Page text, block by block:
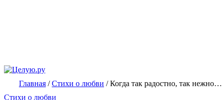
Главная /Стихи о любви /Когда так радостно, так нежно…
Стихи о любви